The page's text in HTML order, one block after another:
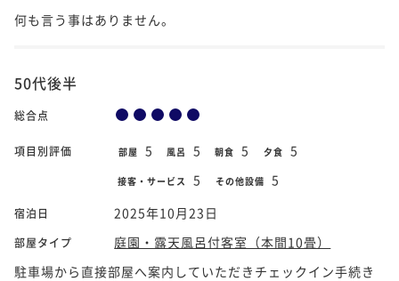
何も言う事はありません。
50代後半
総合点
項目別評価 部屋 5 風呂 5 朝食 5 夕食 5
接客・サービス 5 その他設備 5
宿泊日 2025年10月23日
部屋タイプ
庭園・露天風呂付客室（本間10畳）
駐車場から直接部屋へ案内していただきチェックイン手続き